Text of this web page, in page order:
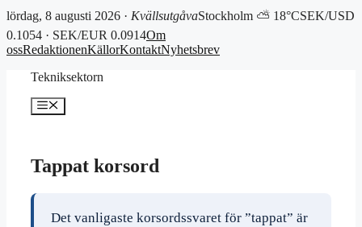
lördag, 8 augusti 2026 · KvällsutgåvaStockholm ⛅ 18°CSEK/USD
0.1054 · SEK/EUR 0.0914Om
ossRedaktionenKällorKontaktNyhetsbrev
Tekniksektorn
Meny
Tappat korsord
Det vanligaste korsordssvaret för ”tappat” är